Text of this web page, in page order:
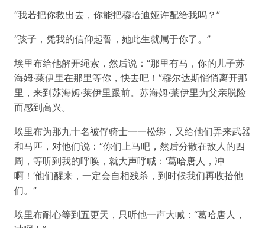
“我若把你救出去，你能把穆哈迪娅许配给我吗？”
“孩子，凭我的信仰起誓，她此生就属于你了。”
埃里布给他解开绳索，然后说：“那里有马，你的儿子苏
海姆·莱伊里在那里等你，快去吧！”穆尔达斯悄悄离开那
里，来到苏海姆·莱伊里跟前。苏海姆·莱伊里为父亲脱险
而感到高兴。
埃里布为那九十名被俘骑士一一松绑，又给他们弄来武器
和马匹，对他们说：“你们上马吧，然后分散在敌人的四
周，等听到我的呼唤，就大声呼喊：‘葛哈唐人，冲
啊！’他们醒来，一定会自相残杀，到时候我们再收拾他
们。”
埃里布耐心等到五更天，只听他一声大喊：“葛哈唐人，